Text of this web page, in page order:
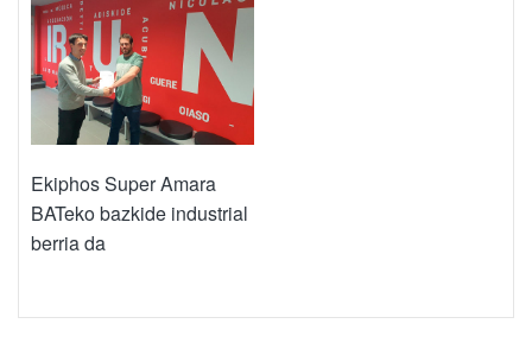
Ekiphos Super Amara
BATeko bazkide industrial
berria da